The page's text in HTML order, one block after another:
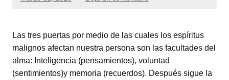
Las tres puertas por medio de las cuales los espíritus
malignos afectan nuestra persona son las facultades del
alma: Inteligencia (pensamientos), voluntad
(sentimientos)y memoria (recuerdos). Después sigue la